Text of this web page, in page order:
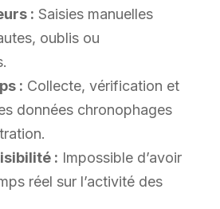
: Saisies manuelles
oublis ou
: Collecte, vérification et
données chronophages
: Impossible d’avoir
réel sur l’activité des